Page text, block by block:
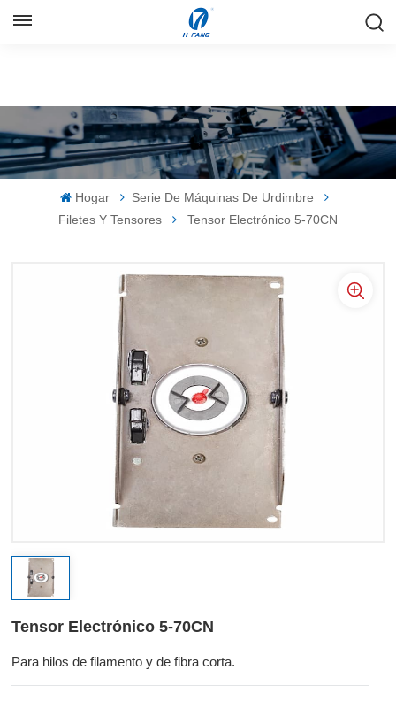
Русский
Español
Hogar
Serie De Máquinas De Urdimbre
Filetes Y Tensores
Tensor Electrónico 5-70CN
Tensor Electrónico 5-70CN
Para hilos de filamento y de fibra corta.